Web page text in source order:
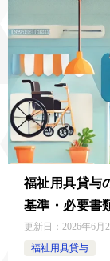
福祉用具貸与
基準・必要書
更新日： 2026年6月
福祉用具貸与